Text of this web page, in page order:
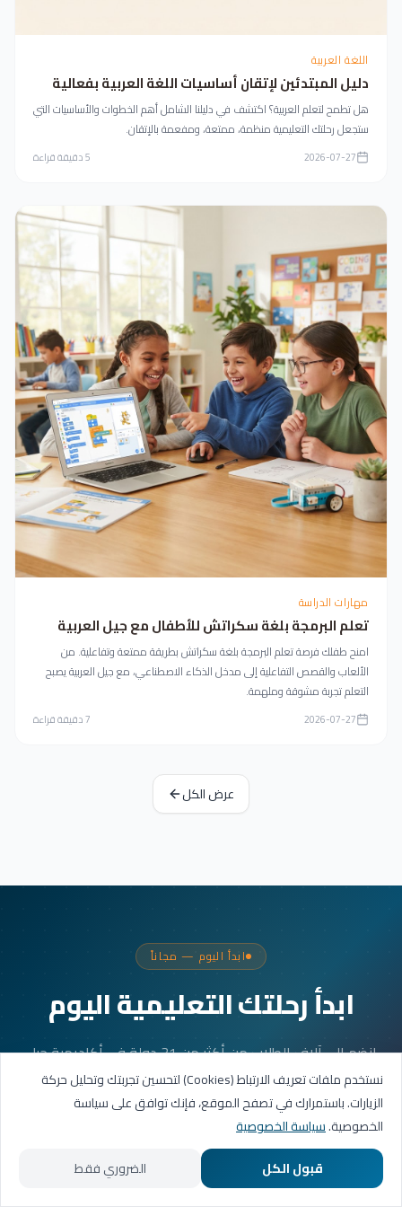
اللغة العربية
دليل المبتدئين لإتقان أساسيات اللغة العربية بفعالية
هل تطمح لتعلم العربية؟ اكتشف في دليلنا الشامل أهم الخطوات والأساسيات التي
ستجعل رحلتك التعليمية منظمة، ممتعة، ومفعمة بالإتقان.
2026-07-27
5دقيقة قراءة
مهارات الدراسة
تعلم البرمجة بلغة سكراتش للأطفال مع جيل العربية
امنح طفلك فرصة تعلم البرمجة بلغة سكراتش بطريقة ممتعة وتفاعلية. من
الألعاب والقصص التفاعلية إلى مدخل الذكاء الاصطناعي، مع جيل العربية يصبح
التعلم تجربة مشوقة وملهمة.
2026-07-27
7دقيقة قراءة
عرض الكل
ابدأ اليوم — مجاناً
ابدأ رحلتك التعليمية اليوم
انضم إلى آلاف الطلاب من أكثر من 31 دولة في أكاديمية جيل
العربية. جلستك الأولى مجانية.
احجز حصتك التجريبية
تواصل عبر واتساب
الرئيسية المسارات التعليمية
نستخدم ملفات تعريف الارتباط (Cookies) لتحسين تجربتك وتحليل حركة
الزيارات. باستمرارك في تصفح الموقع، فإنك توافق على سياسة
الخصوصية.سياسة الخصوصية
قبول الكل
الضروري فقط